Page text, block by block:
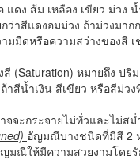
แดง ส้ม เหลือง เขียว ม่ว
ว่าสีแดงอมม่วง ถ้าม่วงมา
มมืดหรือความสว่างของสี
สี (Saturation) หมายถึง
าสีน้ำเงิน สีเขียว หรือสีม่
ะกระจายไม่ทั่วและไม่สม่
อัญมณีบางชนิดที่มีสี 2
มณีให้มีความสวยงามโดย